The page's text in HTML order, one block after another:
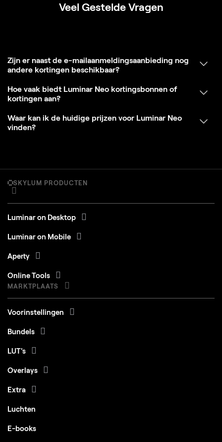
Veel Gestelde Vragen
Zijn er naast de e-mailaanmeldingsaanbieding nog
andere kortingen beschikbaar?
Hoe vaak biedt Luminar Neo kortingsbonnen of
kortingen aan?
Waar kan ik de huidige prijzen voor Luminar Neo
vinden?
SKYLUM PRODUCTEN
Luminar on Desktop
Luminar on Mobile
Aperty
Online Tools
MARKTPLAATS
Voorinstellingen
Bundels
LUT's
Overlays
Extra
Luchten
E-books